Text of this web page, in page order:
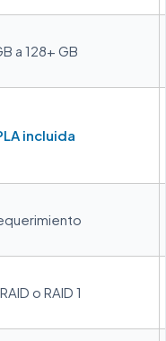
a 128+ GB
incluida
o RAID 1